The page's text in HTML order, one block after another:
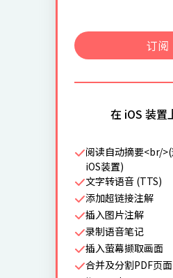
订阅
在 iOS 装置
阅读自动摘要<br/
iOS装置)
文字转语音 (TTS)
添加超链接注解
插入图片注解
录制语音笔记
插入萤幕撷取画面
合并及分割PDF页面